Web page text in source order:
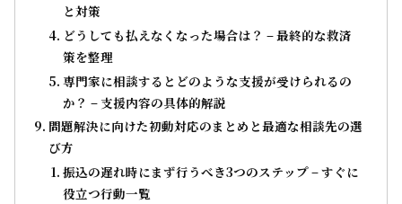
と対策
どうしても払えなくなった場合は？ – 最終的な救済
策を整理
専門家に相談するとどのような支援が受けられるの
か？ – 支援内容の具体的解説
問題解決に向けた初動対応のまとめと最適な相談先の選
び方
振込の遅れ時にまず行うべき3つのステップ – すぐに
役立つ行動一覧